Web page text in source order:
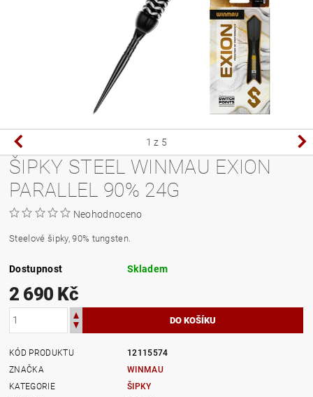
1 z 5
ŠIPKY STEEL WINMAU EXION
PARALLEL 90% 24G
Neohodnoceno
Steelové šipky, 90% tungsten.
Dostupnost Skladem
2 690 Kč
KÓD PRODUKTU
12115574
ZNAČKA
WINMAU
KATEGORIE
ŠIPKY